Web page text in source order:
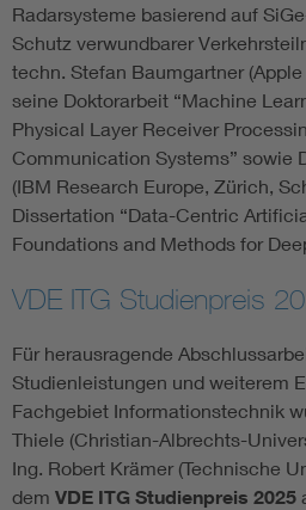
Radarsysteme basierend auf
Schutz verwundbarer
techn. Stefan Baumgartner
seine Doktorarbeit “Machine
Physical Layer Receiver
Communication Systems” sowie
(IBM Research Europe, Zürich,
Dissertation “Data-Centric
Foundations and Methods for
VDE ITG Studienpreis
Für herausragende
Studienleistungen und weiterem
Fachgebiet Informationstechnik
Thiele (Christian-Albrechts-
Ing. Robert Krämer (Technische
dem VDE ITG Studienpreis 2025